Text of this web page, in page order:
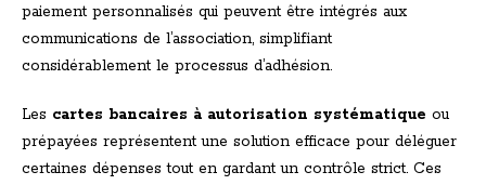
paiement personnalisés qui peuvent être intégrés aux
communications de l’association, simplifiant
considérablement le processus d’adhésion.
Les cartes bancaires à autorisation systématique ou
prépayées représentent une solution efficace pour déléguer
certaines dépenses tout en gardant un contrôle strict. Ces